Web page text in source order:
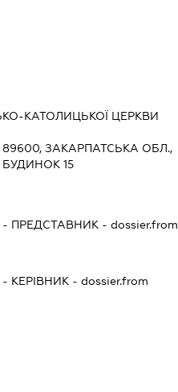
КАТОЛИЦЬКОЇ ЦЕРКВИ
89600, ЗАКАРПАТСЬКА ОБЛ.,
15
- ПРЕДСТАВНИК - dossier.from
- КЕРІВНИК - dossier.from